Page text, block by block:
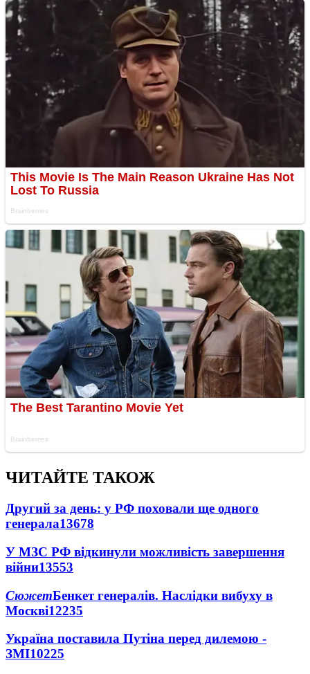
ЧИТАЙТЕ ТАКОЖ
Другий за день: у РФ поховали ще одного
генерала13678
У МЗС РФ відкинули можливість завершення
війни13553
СюжетБенкет генералів. Наслідки вибуху в
Москві12235
Україна поставила Путіна перед дилемою -
ЗМІ10225